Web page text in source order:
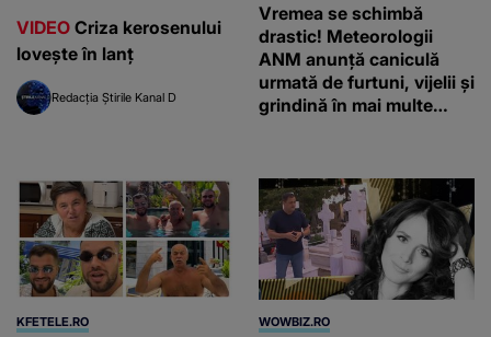
VIDEO Criza kerosenului
lovește în lanț
Redacția Știrile Kanal D
Vremea se schimbă
drastic! Meteorologii
ANM anunță caniculă
urmată de furtuni, vijelii și
grindină în mai multe
KFETELE.RO WOWBIZ.RO